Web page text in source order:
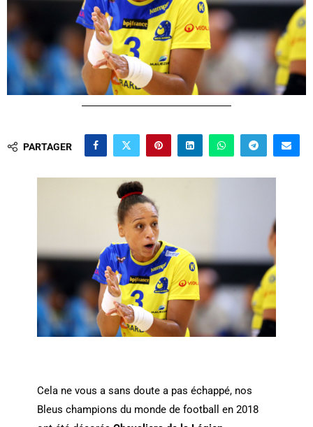
PARTAGER
Cela ne vous a sans doute a pas échappé, nos
Bleus champions du monde de football en 2018